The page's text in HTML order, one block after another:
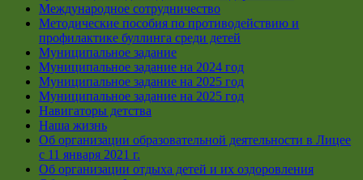
Международное сотрудничество
Методические пособия по противодействию и
профилактике буллинга среди детей
Муниципальное задание
Муниципальное задание на 2024 год
Муниципальное задание на 2025 год
Муниципальное задание на 2025 год
Навигаторы детства
Наша жизнь
Об организации образовательной деятельности в Лицее
с 11 января 2021 г.
Об организации отдыха детей и их оздоровления